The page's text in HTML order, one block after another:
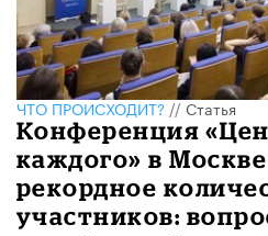
ЧТО ПРОИСХОДИТ?//Статья
Конференция
каждого» в
рекордное
участников: